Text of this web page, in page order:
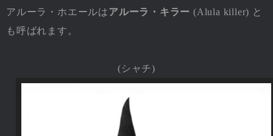
アルーラ・ホエールはアルーラ・キラー (Alula killer) と
も呼ばれます。
(シャチ)